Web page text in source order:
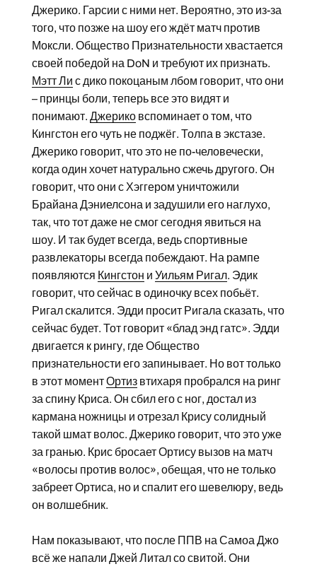
Джерико. Гарсии с ними нет. Вероятно, это из-за
того, что позже на шоу его ждёт матч против
Моксли. Общество Признательности хвастается
своей победой на DoN и требуют их признать.
Мэтт Ли с дико покоцаным лбом говорит, что они
– принцы боли, теперь все это видят и
понимают. Джериковспоминает о том, что
Кингстон его чуть не поджёг. Толпа в экстазе.
Джерико говорит, что это не по-человечески,
когда один хочет натурально сжечь другого. Он
говорит, что они с Хэггером уничтожили
Брайана Дэниелсона и задушили его наглухо,
так, что тот даже не смог сегодня явиться на
шоу. И так будет всегда, ведь спортивные
развлекаторы всегда побеждают. На рампе
появляются Кингстон и Уильям Ригал. Эдик
говорит, что сейчас в одиночку всех побьёт.
Ригал скалится. Эдди просит Ригала сказать, что
сейчас будет. Тот говорит «блад энд гатс». Эдди
двигается к рингу, где Общество
признательности его запинывает. Но вот только
в этот моментОртизвтихаря пробрался на ринг
за спину Криса. Он сбил его с ног, достал из
кармана ножницы и отрезал Крису солидный
такой шмат волос. Джерико говорит, что это уже
за гранью. Крис бросает Ортису вызов на матч
«волосы против волос», обещая, что не только
забреет Ортиса, но и спалит его шевелюру, ведь
он волшебник.
Нам показывают, что после ППВ на Самоа Джо
всё же напали Джей Литал со свитой. Они